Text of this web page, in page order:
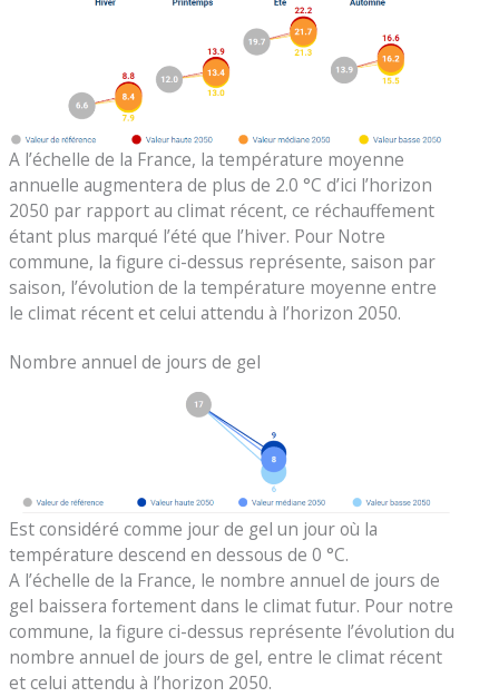
A l’échelle de la France, la température moyenne
annuelle augmentera de plus de 2.0 °C d’ici l’horizon
2050 par rapport au climat récent, ce réchauffement
étant plus marqué l’été que l’hiver. Pour Notre
commune, la figure ci-dessus représente, saison par
saison, l’évolution de la température moyenne entre
le climat récent et celui attendu à l’horizon 2050.
Nombre annuel de jours de gel
Est considéré comme jour de gel un jour où la
température descend en dessous de 0 °C.
A l’échelle de la France, le nombre annuel de jours de
gel baissera fortement dans le climat futur. Pour notre
commune, la figure ci-dessus représente l’évolution du
nombre annuel de jours de gel, entre le climat récent
et celui attendu à l’horizon 2050.